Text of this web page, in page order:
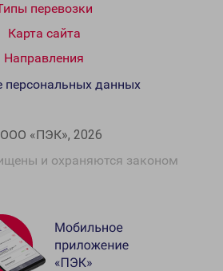
перевозки
Карта сайта
Направления
«ПЭК», 2026
и охраняются законом
персональных данных